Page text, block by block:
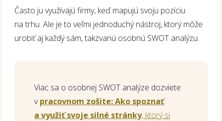
Často ju využívajú firmy, keď mapujú svoju pozíciu
na trhu. Ale je to veľmi jednoduchý nástroj, ktorý môže
urobiť aj každý sám, takzvanú osobnú SWOT analýzu.
Viac sa o osobnej SWOT analýze dozviete
vpracovnom zošite: Ako spoznať
a využiť svoje silné stránky, ktorý si